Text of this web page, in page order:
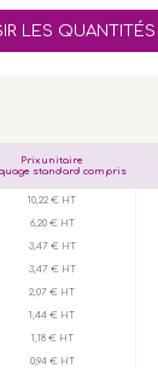
Prix unitaire
standard compris
10,22 € HT
6,20 € HT
3,47 € HT
3,47 € HT
2,07 € HT
1,44 € HT
1,18 € HT
0,94 € HT